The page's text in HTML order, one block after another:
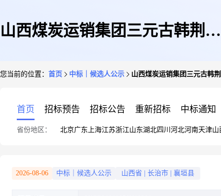
山西煤炭运销集团三元古韩荆宝
您当前的位置： 首页 中标｜候选人公示 山西煤炭运销集团三元古韩
首页 招标预告 招标公告 重新招标 中标通知
省份地区： 北京广东 上海江苏浙江山东湖北四川 河北河南天津山
2026-08-06 中标｜候选人公示 山西省 长治市 襄垣县